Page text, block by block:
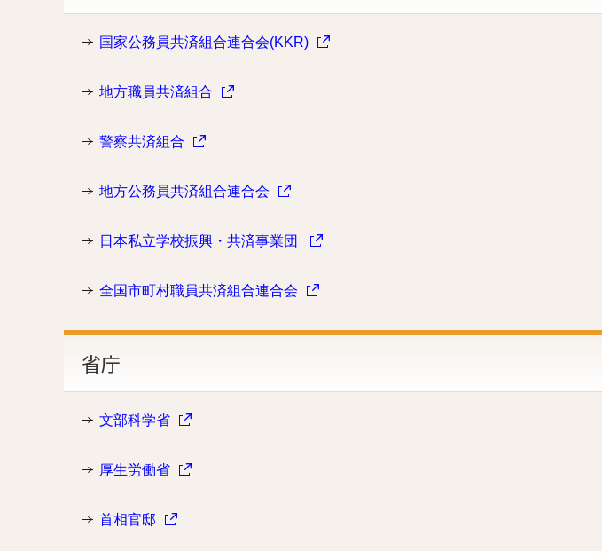
国家公務員共済組合連合会(KKR)
地方職員共済組合
警察共済組合
地方公務員共済組合連合会
日本私立学校振興・共済事業団
全国市町村職員共済組合連合会
省庁
文部科学省
厚生労働省
首相官邸